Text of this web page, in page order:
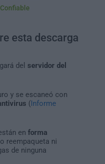
esta descarga
del servidor del
y se escaneó con
(Informe
en forma
reempaqueta ni
de ninguna